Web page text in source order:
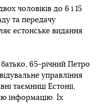
чоловіків до 6 і 15
та передачу
естонське видання
65-річний Петро
управління
таємниці Естонії,
інформацію. Їх